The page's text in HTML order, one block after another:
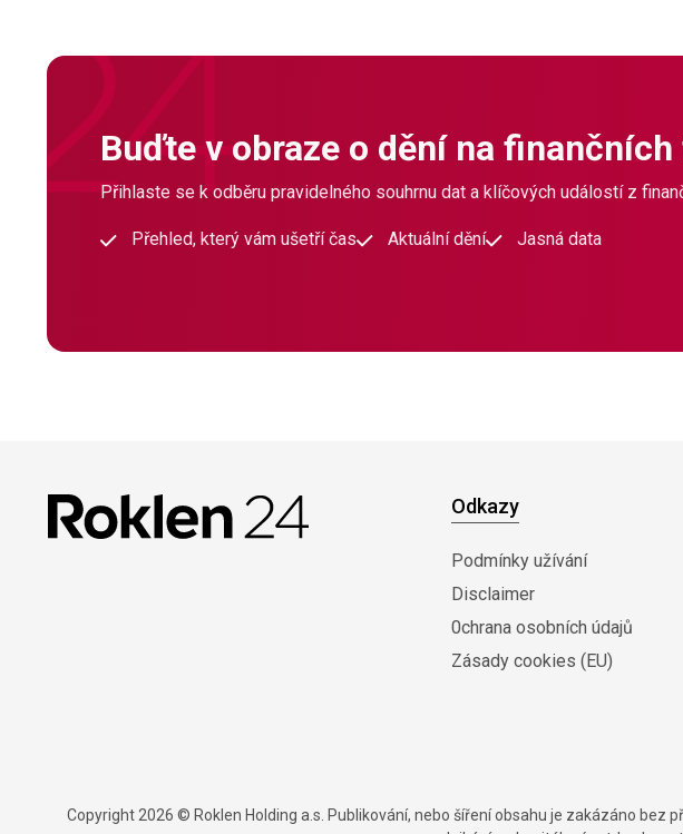
Buďte v obraze o dění na
Přihlaste se k odběru pravidelného souhrnu dat a klíčových událostí z
Přehled, který vám ušetří čas Aktuální dění Jasná data
Odkazy
Podmínky užívání
Disclaimer
0chrana osobních údajů
Zásady cookies (EU)
Copyright 2026 © Roklen Holding a.s. Publikování, nebo šíření obsahu je zakázáno